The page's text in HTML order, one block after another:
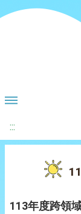
:::
113年度跨領